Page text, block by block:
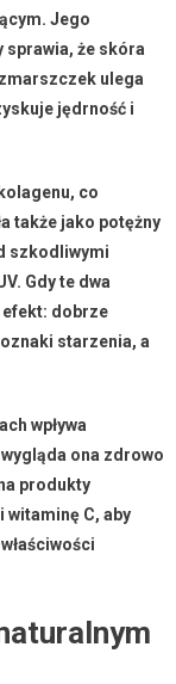
Jego
sprawia, że skóra
ulega
jędrnośći
kolagenu, co
także jako potężny
szkodliwymi
Gdy te dwa
efekt: dobrze
starzenia, a
wpływa
ona zdrowo
produkty
witaminę C, aby